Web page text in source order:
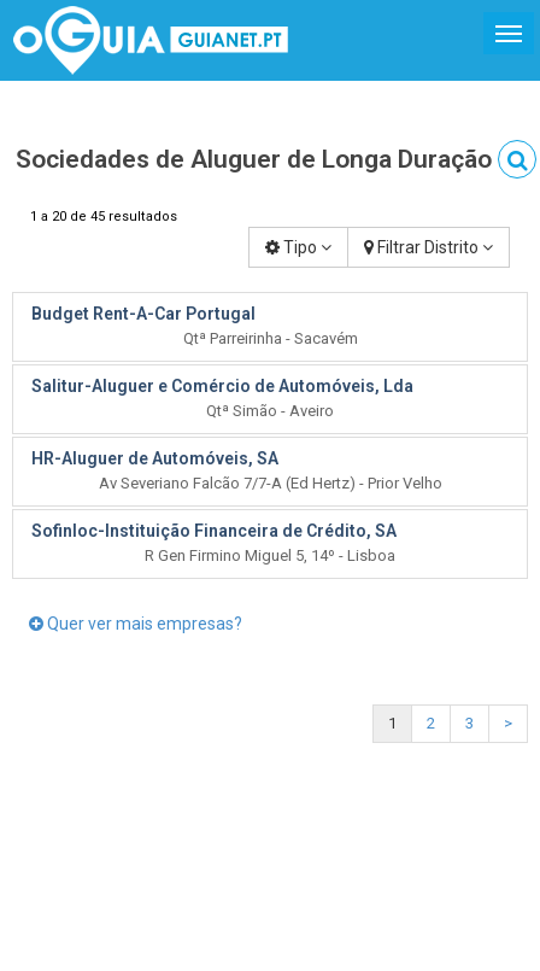
Sociedades de Aluguer de Longa Duração
1 a 20 de 45 resultados
Tipo Filtrar Distrito
Budget Rent-A-Car Portugal
Qtª Parreirinha - Sacavém
Salitur-Aluguer e Comércio de Automóveis, Lda
Qtª Simão - Aveiro
HR-Aluguer de Automóveis, SA
Av Severiano Falcão 7/7-A (Ed Hertz) - Prior Velho
Sofinloc-Instituição Financeira de Crédito, SA
R Gen Firmino Miguel 5, 14º - Lisboa
Quer ver mais empresas?
1 2 3 >